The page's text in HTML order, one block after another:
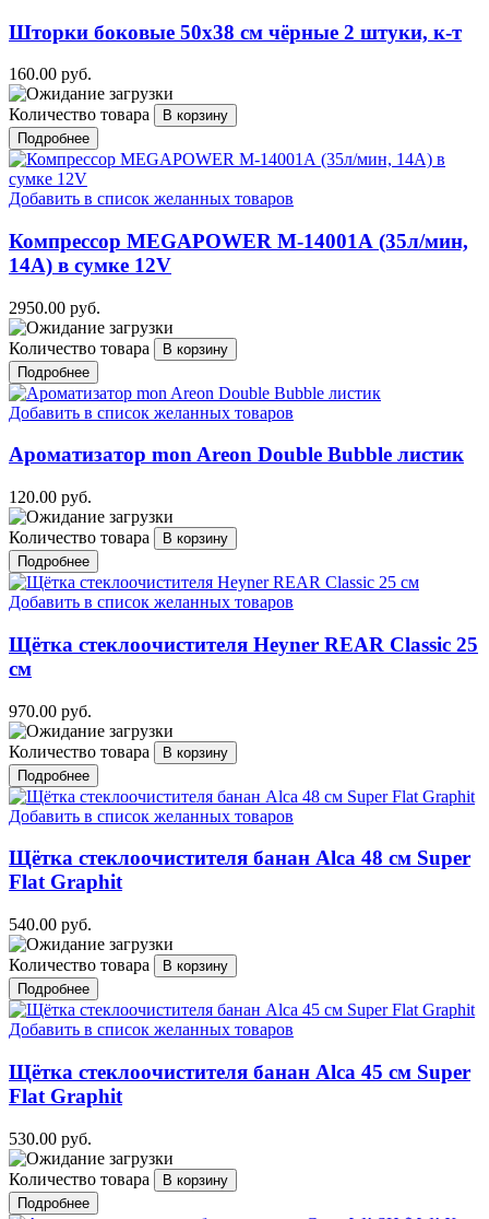
Шторки боковые 50х38 см чёрные 2 штуки, к-т
160.00 руб.
Количество товара
Подробнее
Добавить в список желанных товаров
Компрессор MEGAPOWER M-14001А (35л/мин,
14А) в сумке 12V
2950.00 руб.
Количество товара
Подробнее
Добавить в список желанных товаров
Ароматизатор mon Areon Double Bubble листик
120.00 руб.
Количество товара
Подробнее
Добавить в список желанных товаров
Щётка стеклоочистителя Heyner REAR Classic 25
см
970.00 руб.
Количество товара
Подробнее
Добавить в список желанных товаров
Щётка стеклоочистителя банан Alca 48 см Super
Flat Graphit
540.00 руб.
Количество товара
Подробнее
Добавить в список желанных товаров
Щётка стеклоочистителя банан Alca 45 см Super
Flat Graphit
530.00 руб.
Количество товара
Подробнее